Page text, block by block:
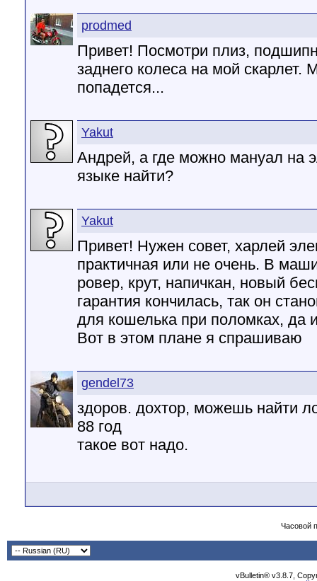
prodmed
Привет! Посмотри плиз,
заднего колеса на мой скарлет.
попадется...
Yakut
Андрей, а где можно мануал на
языке найти?
Yakut
Привет! Нужен совет, харлей
практичная или не очень. В
ровер, крут, напичкан, новый
гарантия кончилась, так он
для кошелька при поломках, да
Вот в этом плане я спрашиваю
gendel73
здоров. дохтор, можешь найти
88 год
такое вот надо.
Часовой
vBulletin® v3.8.7,